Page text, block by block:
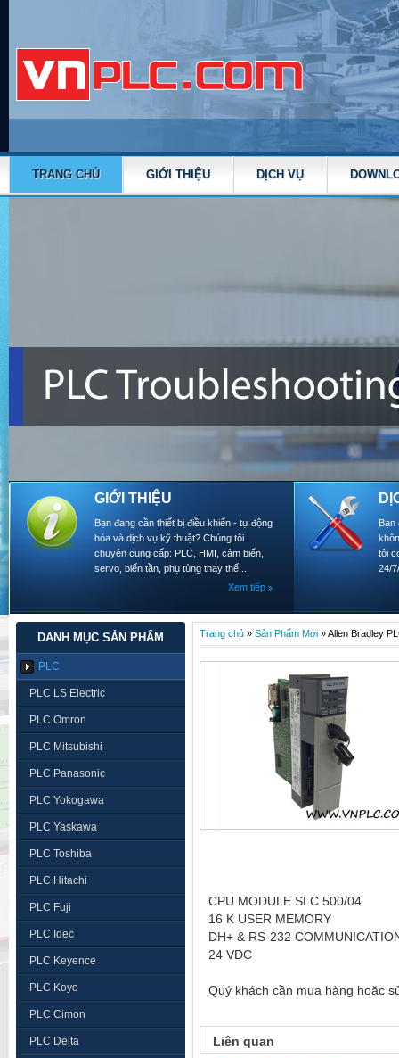
TRANG CHỦ GIỚI THIỆU DỊCH VỤ
GIỚI THIỆU
Bạn đang cần thiết bị điều khiển - tự động
hóa và dịch vụ kỹ thuật? Chúng tôi
chuyên cung cấp: PLC, HMI, cảm biến,
servo, biến tần, phụ tùng thay thế,...
Xem tiếp
Bạn
tôi
24/
DANH MỤC SẢN PHẨM
PLC
PLC LS Electric
PLC Omron
PLC Mitsubishi
PLC Panasonic
PLC Yokogawa
PLC Yaskawa
PLC Toshiba
PLC Hitachi
PLC Fuji
PLC Idec
PLC Keyence
PLC Koyo
PLC Cimon
PLC Delta
Trang chủ » Sản Phẩm Mới »Allen Bradley
CPU MODULE SLC 500/04
16 K USER MEMORY
DH+ & RS-232
24 VDC
Quý khách cần mua hàng hoặc
Liên quan